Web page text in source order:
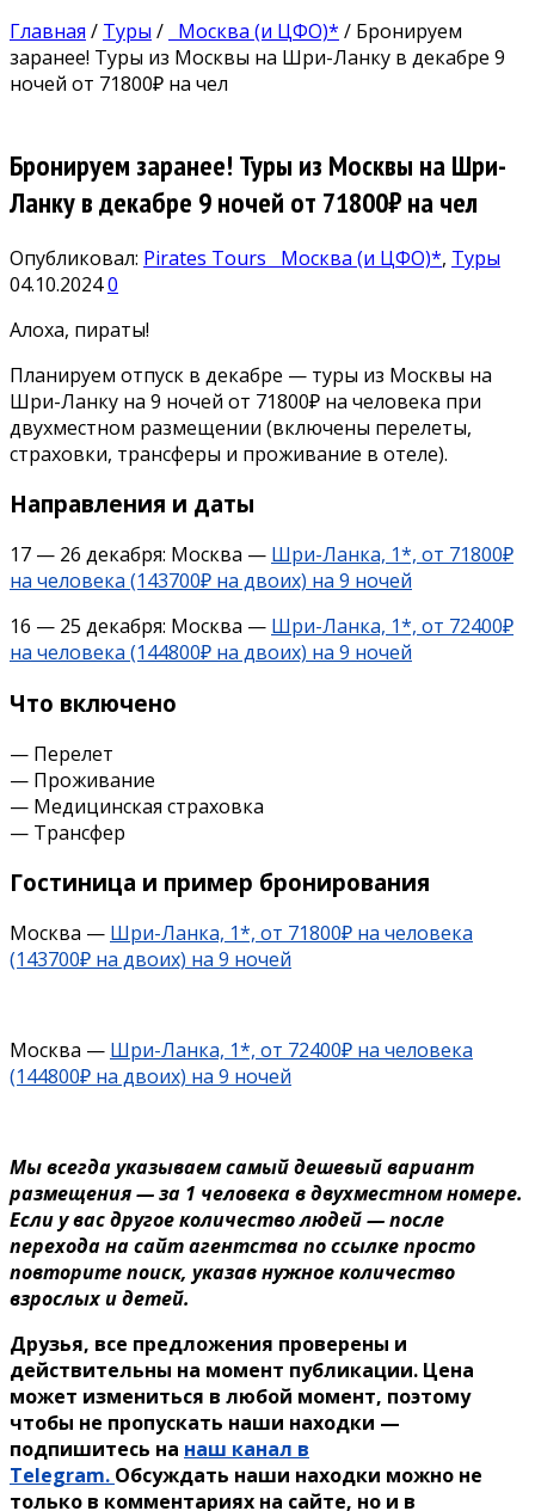
Главная / Туры / Москва (и ЦФО)* / Бронируем
заранее! Туры из Москвы на Шри-Ланку в декабре 9
ночей от 71800₽ на чел
Бронируем заранее! Туры из Москвы на Шри-
Ланку в декабре 9 ночей от 71800₽ на чел
Опубликовал: Pirates Tours Москва (и ЦФО)*, Туры
04.10.20240
Алоха, пираты!
Планируем отпуск в декабре — туры из Москвы на
Шри-Ланку на 9 ночей от 71800₽ на человека при
двухместном размещении (включены перелеты,
страховки, трансферы и проживание в отеле).
Направления и даты
17 — 26 декабря: Москва — Шри-Ланка, 1*, от 71800₽
на человека (143700₽ на двоих) на 9 ночей
16 — 25 декабря: Москва — Шри-Ланка, 1*, от 72400₽
на человека (144800₽ на двоих) на 9 ночей
Что включено
— Перелет
— Проживание
— Медицинская страховка
— Трансфер
Гостиница и пример бронирования
Москва — Шри-Ланка, 1*, от 71800₽ на человека
(143700₽ на двоих) на 9 ночей
Москва — Шри-Ланка, 1*, от 72400₽ на человека
(144800₽ на двоих) на 9 ночей
Мы всегда указываем самый дешевый вариант
размещения — за 1 человека в двухместном номере.
Если у вас другое количество людей — после
перехода на сайт агентства по ссылке просто
повторите поиск, указав нужное количество
взрослых и детей.
Друзья, все предложения проверены и
действительны на момент публикации. Цена
может измениться в любой момент, поэтому
чтобы не пропускать наши находки —
подпишитесь на наш канал в
Telegram. Обсуждать наши находки можно не
только в комментариях на сайте, но и в